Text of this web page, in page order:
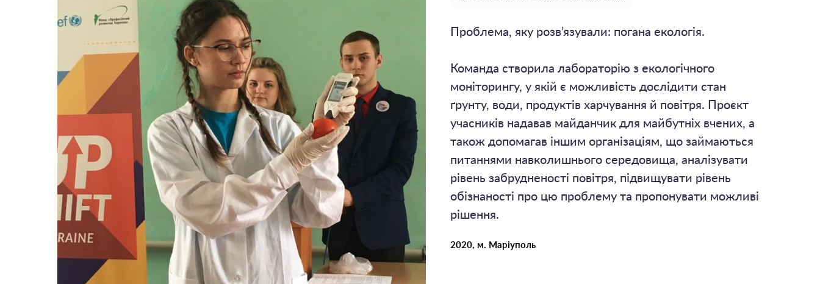
Проблема, яку розв’язували: погана екологія.
Команда створила лабораторію з екологічного
моніторингу, у якій є можливість дослідити стан
ґрунту, води, продуктів харчування й повітря. Проєкт
учасників надавав майданчик для майбутніх вчених, а
також допомагав іншим організаціям, що займаються
питаннями навколишнього середовища, аналізувати
рівень забрудненості повітря, підвищувати рівень
обізнаності про цю проблему та пропонувати можливі
рішення.
2020, м. Маріуполь